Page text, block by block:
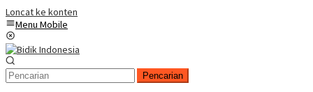
Loncat ke konten
Menu Mobile
Pencarian